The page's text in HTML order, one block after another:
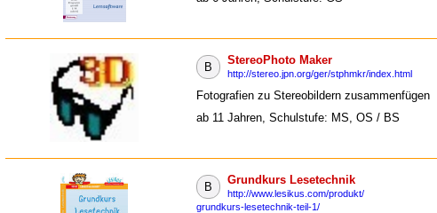
B
StereoPhoto Maker
http://stereo.jpn.org/ger/stphmkr/index.html
Fotografien zu Stereobildern zusammenfügen
ab 11 Jahren, Schulstufe: MS, OS / BS
B
Grundkurs Lesetechnik
http://www.lesikus.com/produkt/
grundkurs-lesetechnik-teil-1/